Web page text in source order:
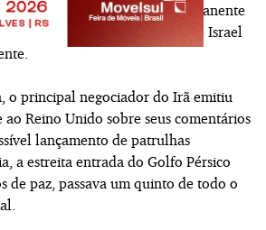
com os EUA para um fim permanente
persiste a preocupação de que Israel
o principal negociador do Irã emitiu
Reino Unido sobre seus comentários
lançamento de patrulhas
a estreita entrada do Golfo Pérsico
de paz, passava um quinto de todo o